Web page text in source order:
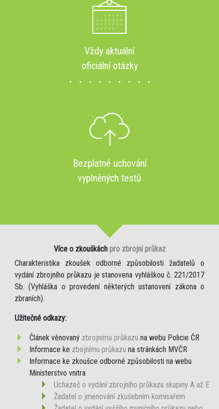
Vždy aktuální
oficiální otázky
Bezplatné uchování
vyplněných testů
Více o zkouškách pro zbrojní průkaz
Charakteristika zkoušek odborné způsobilosti žadatelů o
vydání zbrojního průkazu je stanovena vyhláškou č. 221/2017
Sb. (Vyhláška o provedení některých ustanovení zákona o
zbraních).
Užitečné odkazy:
Článek věnovaný zbrojnímu průkazu na webu Policie ČR
Informace ke zbojnímu průkazu na stránkách MVČR
Informace ke zkoušce odborné způsobilosti na webu
Ministerstvo vnitra
Uchazeč o vydání zbrojního průkazu skupiny A až E
Žadatel o jmenování zkušebním komisařem